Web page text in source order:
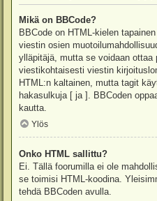
Mikä on BBCode?
BBCode on HTML-kielen
viestin osien
ylläpitäjä, mutta se voidaan ottaa
viestikohtaisesti viestin
HTML:n kaltainen, mutta tagit
hakasulkuja [ ja ]. BBCoden
kautta.
Ylös
Onko HTML sallittu?
Ei. Tällä foorumilla ei ole
se toimisi HTML-koodina.
tehdä BBCoden avulla.